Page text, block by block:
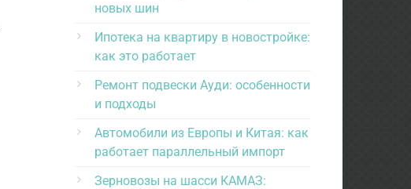
новых шин
Ипотека на квартиру в новостройке:
как это работает
Ремонт подвески Ауди: особенности
и подходы
Автомобили из Европы и Китая: как
работает параллельный импорт
Зерновозы на шасси КАМАЗ: